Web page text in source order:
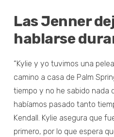
Las Jenner
hablarse
“Kylie y yo tuvimos una
camino a casa de Palm
tiempo y no he sabido nada
habíamos pasado tanto
Kendall. Kylie asegura que
primero, por lo que espera